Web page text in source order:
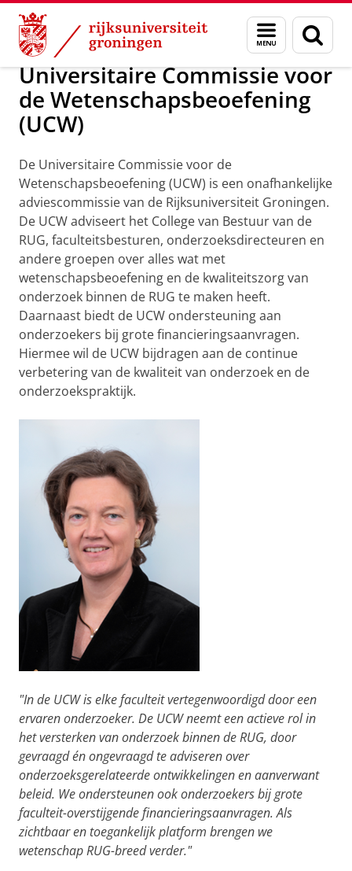
Skip
Content
Skip
Navigation
Menu
en
zoeken
Over ons Adviesorganen
Universitaire Commissie voor
de Wetenschapsbeoefening
(UCW)
De Universitaire Commissie voor de
Wetenschapsbeoefening (UCW) is een onafhankelijke
adviescommissie van de Rijksuniversiteit Groningen.
De UCW adviseert het College van Bestuur van de
RUG, faculteitsbesturen, onderzoeksdirecteuren en
andere groepen over alles wat met
wetenschapsbeoefening en de kwaliteitszorg van
onderzoek binnen de RUG te maken heeft.
Daarnaast biedt de UCW ondersteuning aan
onderzoekers bij grote financieringsaanvragen.
Hiermee wil de UCW bijdragen aan de continue
verbetering van de kwaliteit van onderzoek en de
onderzoekspraktijk.
"In de UCW is elke faculteit vertegenwoordigd door een
ervaren onderzoeker. De UCW neemt een actieve rol in
het versterken van onderzoek binnen de RUG, door
gevraagd én ongevraagd te adviseren over
onderzoeksgerelateerde ontwikkelingen en aanverwant
beleid. We ondersteunen ook onderzoekers bij grote
faculteit-overstijgende financieringsaanvragen. Als
zichtbaar en toegankelijk platform brengen we
wetenschap RUG-breed verder."